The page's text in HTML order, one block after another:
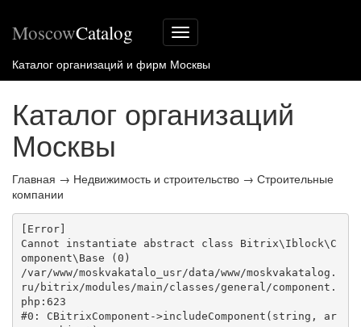
Меню
сайта
MoscowCatalog
Каталог организаций и фирм Москвы
Каталог организаций
Москвы
Главная → Недвижимость и строительство → Строительные
компании
[Error]
Cannot instantiate abstract class Bitrix\Iblock\C
omponent\Base (0)
/var/www/moskvakatalo_usr/data/www/moskvakatalog.
ru/bitrix/modules/main/classes/general/component.
php:623
#0: CBitrixComponent->includeComponent(string, ar